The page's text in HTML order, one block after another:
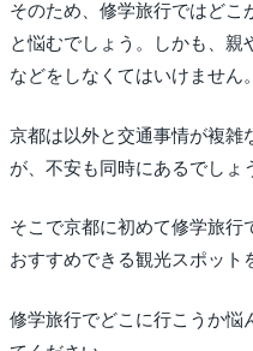
そのため、修学旅行ではどこ
と悩むでしょう。しかも、親
などをしなくてはいけません。
京都は以外と交通事情が複雑
が、不安も同時にあるでしょ
そこで京都に初めて修学旅行
おすすめできる観光スポット
修学旅行でどこに行こうか悩